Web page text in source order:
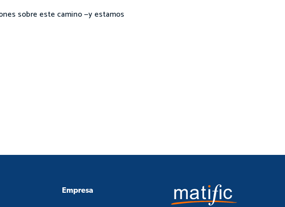
sobre este camino —y estamos
Empresa